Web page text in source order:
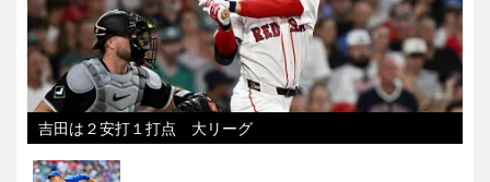
吉田は２安打１打点 大リーグ